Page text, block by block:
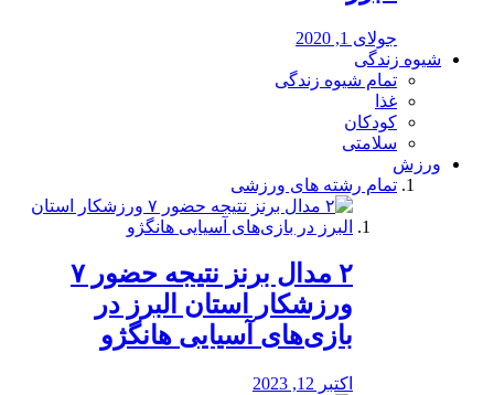
جولای 1, 2020
شیوه زندگی
تمام شیوه زندگی
غذا
کودکان
سلامتی
ورزش
تمام رشته های ورزشی
۲ مدال برنز نتیجه حضور ۷
ورزشکار استان البرز در
بازی‌های آسیایی هانگژو
اکتبر 12, 2023